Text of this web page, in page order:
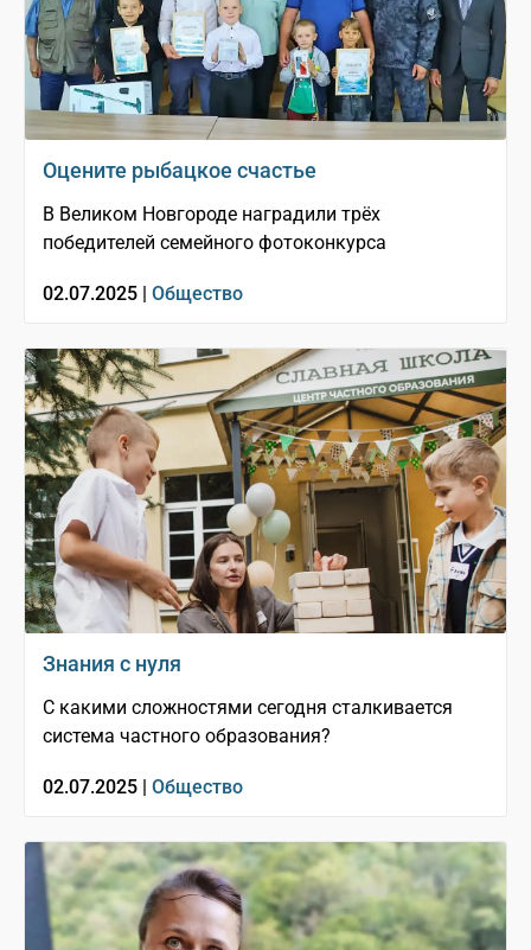
Оцените рыбацкое счастье
В Великом Новгороде наградили трёх
победителей семейного фотоконкурса
02.07.2025 | Общество
Знания с нуля
С какими сложностями сегодня сталкивается
система частного образования?
02.07.2025 | Общество